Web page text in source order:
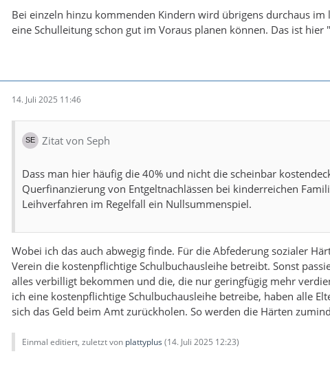
Bei einzeln hinzu kommenden Kindern wird übrigens durchaus
eine Schulleitung schon gut im Voraus planen können. Das ist
14. Juli 2025 11:46
Zitat von Seph
Dass man hier häufig die 40% und nicht die scheinbar
Querfinanzierung von Entgeltnachlässen bei kinderreichen
Leihverfahren im Regelfall ein Nullsummenspiel.
Wobei ich das auch abwegig finde. Für die Abfederung sozialer
Verein die kostenpflichtige Schulbuchausleihe betreibt. Sonst
alles verbilligt bekommen und die, die nur geringfügig mehr
ich eine kostenpflichtige Schulbuchausleihe betreibe, haben alle
sich das Geld beim Amt zurückholen. So werden die Härten
Einmal editiert, zuletzt von plattyplus (14. Juli 2025 12:23)